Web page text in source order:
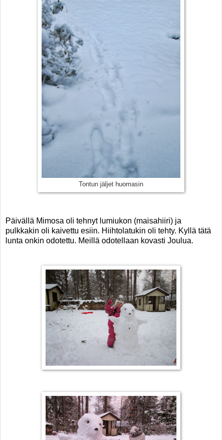
Tontun jäljet huomasin
Päivällä Mimosa oli tehnyt lumiukon (maisahiiri) ja
pulkkakin oli kaivettu esiin. Hiihtolatukin oli tehty. Kyllä tätä
lunta onkin odotettu. Meillä odotellaan kovasti Joulua.